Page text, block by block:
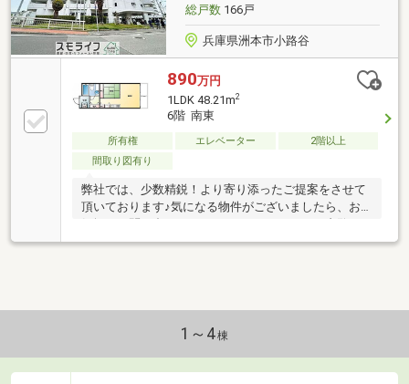
総戸数166戸
兵庫県洲本市小路谷
890万円
1LDK 48.21m2
6階 南東
所有権 エレベーター
2階以上
間取り図有り
弊社では、少数精鋭！より寄り添ったご提案をさせて
頂いております♪気になる物件がございましたら、お
可能ですので、ご希望を、お申しつけください♪
1～4棟